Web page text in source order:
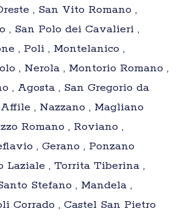
, San Vito Romano ,
, San Polo dei Cavalieri ,
, Poli , Montelanico ,
, Nerola , Montorio Romano ,
, Agosta , San Gregorio da
, Nazzano , Magliano
Romano , Roviano ,
, Gerano , Ponzano
Laziale , Torrita Tiberina ,
Stefano , Mandela ,
Corrado , Castel San Pietro